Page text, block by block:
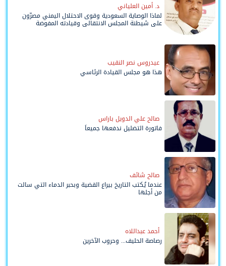
د. أمين العلياني
لماذا الوصاية السعودية وقوى الاحتلال اليمني مصرّون
على شيطنة المجلس الانتقالي وقيادته المفوضة
عيدروس نصر النقيب
هذا هو مجلس القيادة الرئاسي
صالح علي الدويل باراس
فاتورة التضليل ندفعها جميعاً
صالح شائف
عندما يُكتب التاريخ بيراع القضية وبحبر الدماء التي سالت
من أجلها
أحمد عبداللاه
رصاصة الحليف... وحروب الآخرين